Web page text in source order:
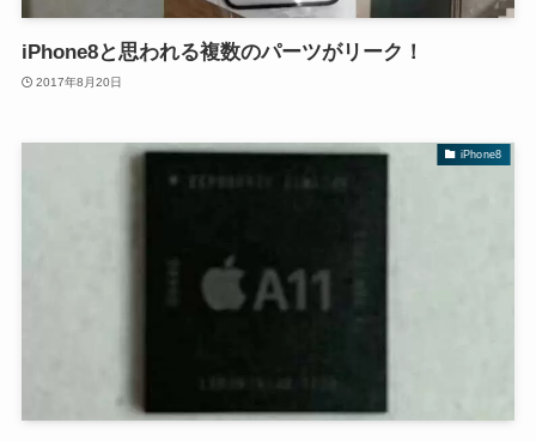
iPhone8と思われる複数のパーツがリーク！
2017年8月20日
iPhone8